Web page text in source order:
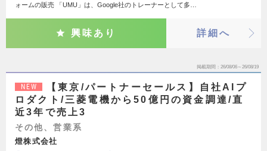
ォームの販売 「UMU」は、Google社のトレーナーとして多…
興味あり 詳細へ
掲載期間 26/08/06～26/08/19
NEW
【東京/パートナーセールス】自社AIプ
ロダクト/三菱電機から50億円の資金調達/直
近3年で売上3
その他、営業系
燈株式会社